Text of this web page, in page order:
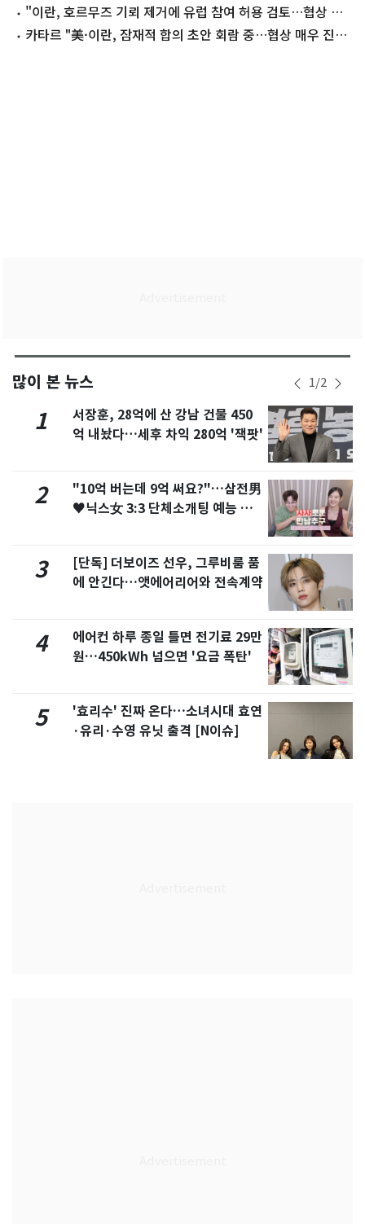
표""이란, 호르무즈 기뢰 제거에 유럽 참여 허용 검토…협상 진
전 신호"
카타르 "美·이란, 잠재적 합의 초안 회람 중…협상 매우 진
많이 본 뉴스 1/2
1
서장훈, 28억에 산 강남 건물 450
억 내놨다…세후 차익 280억 '잭팟'
2
"10억 버는데 9억 써요?"…삼전男
♥닉스女 3:3 단체소개팅 예능 화
3
[단독] 더보이즈 선우, 그루비룸 품
에 안긴다…앳에어리어와 전속계약
4
에어컨 하루 종일 틀면 전기료 29만
원…450kWh 넘으면 '요금 폭탄'
5
'효리수' 진짜 온다…소녀시대 효연
·유리·수영 유닛 출격 [N이슈]